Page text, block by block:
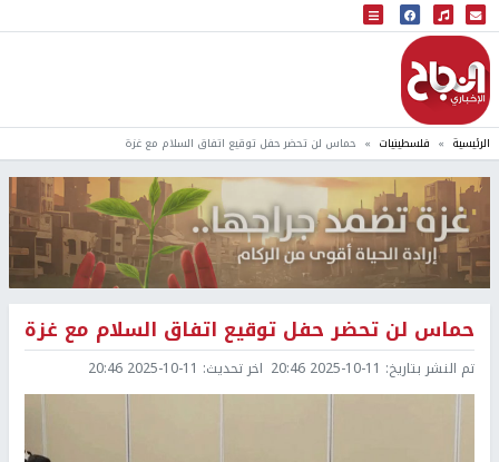
البث المباشر
إذاعة النجاح
الرئيسية فلسطينيات حماس لن تحضر حفل توقيع اتفاق السلام مع غزة
حماس لن تحضر حفل توقيع اتفاق السلام مع غزة
تم النشر بتاريخ: 2025-10-11 20:46 اخر تحديث: 2025-10-11 20:46